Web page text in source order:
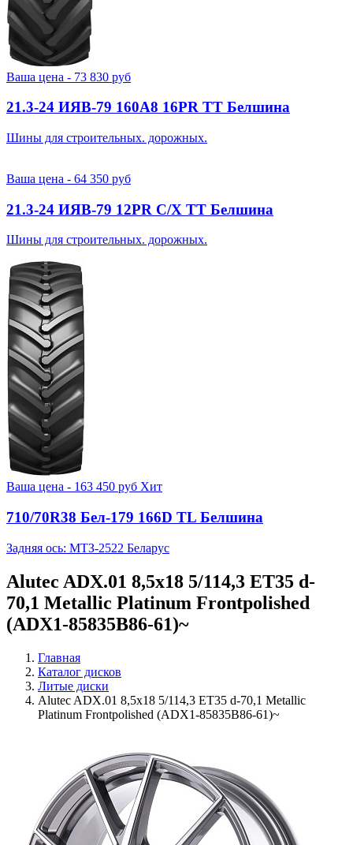
Ваша цена - 73 830 руб
21.3-24 ИЯВ-79 160A8 16PR TT Белшина
Шины для строительных. дорожных.
Ваша цена - 64 350 руб
21.3-24 ИЯВ-79 12PR С/Х TT Белшина
Шины для строительных. дорожных.
Ваша цена - 163 450 руб Хит
710/70R38 Бел-179 166D TL Белшина
Задняя ось: МТЗ-2522 Беларус
Alutec ADX.01 8,5x18 5/114,3 ET35 d-
70,1 Metallic Platinum Frontpolished
(ADX1-85835B86-61)~
Главная
Каталог дисков
Литые диски
Alutec ADX.01 8,5x18 5/114,3 ET35 d-70,1 Metallic
Platinum Frontpolished (ADX1-85835B86-61)~